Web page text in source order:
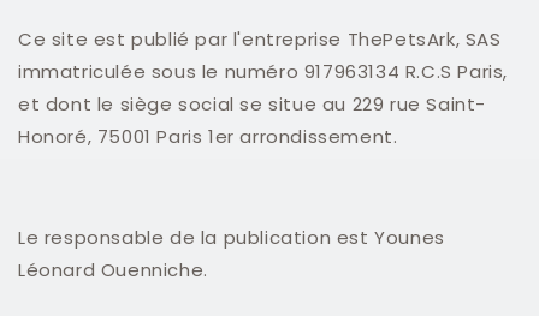
Ce site est publié par l'entreprise ThePetsArk, SAS
immatriculée sous le numéro 917963134 R.C.S Paris,
et dont le siège social se situe au 229 rue Saint-
Honoré, 75001 Paris 1er arrondissement.
Le responsable de la publication est Younes
Léonard Ouenniche.